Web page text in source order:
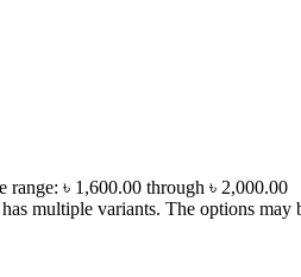
range: ৳ 1,600.00 through ৳ 2,000.00
multiple variants. The options may